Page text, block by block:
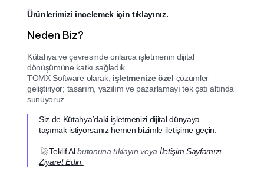
Ürünlerimizi incelemek için tıklayınız.
Neden Biz?
Kütahya ve çevresinde onlarca işletmenin dijital
dönüşümüne katkı sağladık.
TOMX Software olarak, işletmenize özel çözümler
geliştiriyor; tasarım, yazılım ve pazarlamayı tek çatı altında
sunuyoruz.
Siz de Kütahya’daki işletmenizi dijital dünyaya
taşımak istiyorsanız hemen bizimle iletişime geçin.
🚀Teklif Albutonuna tıklayın veya İletişim Sayfamızı
Ziyaret Edin.